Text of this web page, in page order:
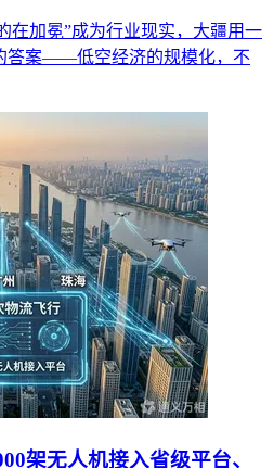
在加冕”成为行业现实，大疆用一
答案——低空经济的规模化，不
架无人机接入省级平台、